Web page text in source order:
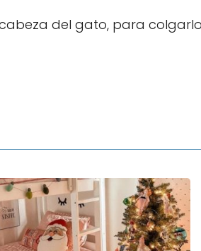
del gato, para